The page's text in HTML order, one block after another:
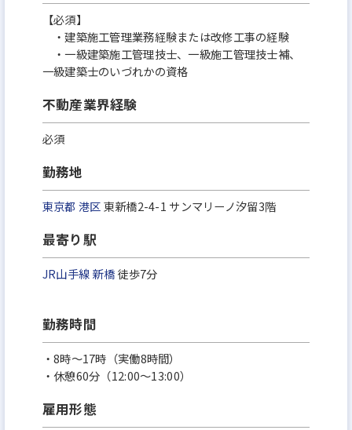
【必須】
・建築施工管理業務経験または改修工事の経験
・一級建築施工管理技士、一級施工管理技士補、
一級建築士のいづれかの資格
不動産業界経験
必須
勤務地
東京都 港区東新橋2-4-1 サンマリーノ汐留3階
最寄り駅
JR山手線新橋徒歩7分
勤務時間
・8時～17時（実働8時間）
・休憩60分（12:00～13:00）
雇用形態